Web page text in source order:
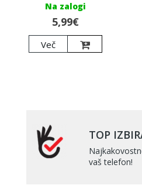
Na zalogi
5,99€
Več
TOP
vaš telefon!